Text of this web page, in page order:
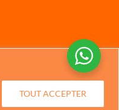
TOUT ACCEPTER